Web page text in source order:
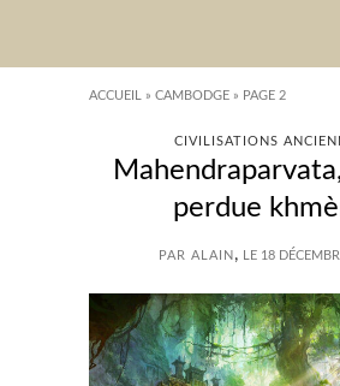
ACCUEIL » CAMBODGE » PAGE 2
CIVILISATIONS
perdue
PAR ALAIN , LE 18